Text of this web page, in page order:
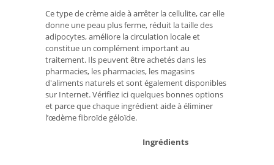
Ce type de crème aide à arrêter la cellulite, car elle
donne une peau plus ferme, réduit la taille des
adipocytes, améliore la circulation locale et
constitue un complément important au
traitement. Ils peuvent être achetés dans les
pharmacies, les pharmacies, les magasins
d'aliments naturels et sont également disponibles
sur Internet. Vérifiez ici quelques bonnes options
et parce que chaque ingrédient aide à éliminer
l’œdème fibroïde géloïde.
Ingrédients